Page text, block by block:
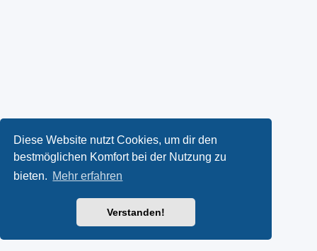
Diese Website nutzt Cookies, um dir den
bestmöglichen Komfort bei der Nutzung zu
bieten. Mehr erfahren
Verstanden!